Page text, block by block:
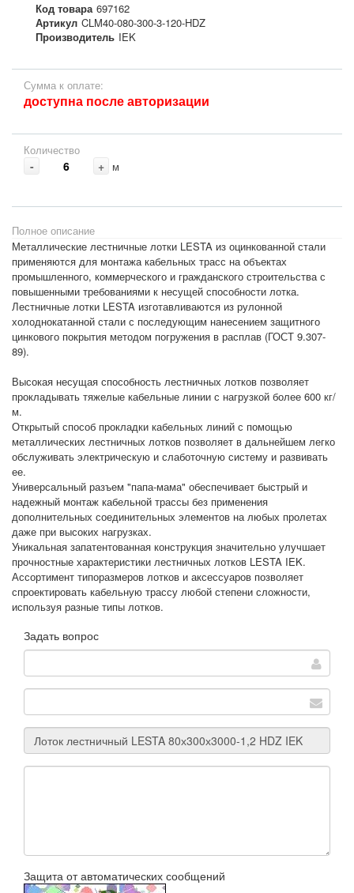
Код товара 697162
Артикул CLM40-080-300-3-120-HDZ
Производитель IEK
Сумма к оплате:
доступна после авторизации
Количество
- + м
Полное описание
Металлические лестничные лотки LESTA из оцинкованной стали
применяются для монтажа кабельных трасс на объектах
промышленного, коммерческого и гражданского строительства с
повышенными требованиями к несущей способности лотка.
Лестничные лотки LESTA изготавливаются из рулонной
холоднокатанной стали с последующим нанесением защитного
цинкового покрытия методом погружения в расплав (ГОСТ 9.307-
89).
Высокая несущая способность лестничных лотков позволяет
прокладывать тяжелые кабельные линии с нагрузкой более 600 кг/
м.
Открытый способ прокладки кабельных линий с помощью
металлических лестничных лотков позволяет в дальнейшем легко
обслуживать электрическую и слаботочную систему и развивать
ее.
Универсальный разъем "папа-мама" обеспечивает быстрый и
надежный монтаж кабельной трассы без применения
дополнительных соединительных элементов на любых пролетах
даже при высоких нагрузках.
Уникальная запатентованная конструкция значительно улучшает
прочностные характеристики лестничных лотков LESTA IEK.
Ассортимент типоразмеров лотков и аксессуаров позволяет
спроектировать кабельную трассу любой степени сложности,
используя разные типы лотков.
Задать вопрос
Защита от автоматических сообщений